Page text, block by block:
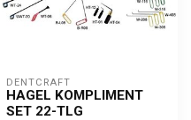
DENTCRAFT
HAGEL KOMPLIMENT
SET 22-TLG